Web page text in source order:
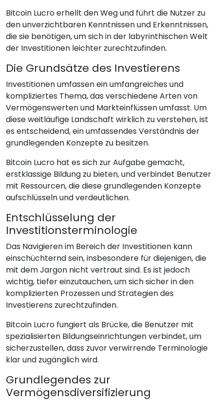
Bitcoin Lucro erhellt den Weg und führt die Nutzer zu
den unverzichtbaren Kenntnissen und Erkenntnissen,
die sie benötigen, um sich in der labyrinthischen Welt
der Investitionen leichter zurechtzufinden.
Die Grundsätze des Investierens
Investitionen umfassen ein umfangreiches und
kompliziertes Thema, das verschiedene Arten von
Vermögenswerten und Markteinflüssen umfasst. Um
diese weitläufige Landschaft wirklich zu verstehen, ist
es entscheidend, ein umfassendes Verständnis der
grundlegenden Konzepte zu besitzen.
Bitcoin Lucro hat es sich zur Aufgabe gemacht,
erstklassige Bildung zu bieten, und verbindet Benutzer
mit Ressourcen, die diese grundlegenden Konzepte
aufschlüsseln und verdeutlichen.
Entschlüsselung der
Investitionsterminologie
Das Navigieren im Bereich der Investitionen kann
einschüchternd sein, insbesondere für diejenigen, die
mit dem Jargon nicht vertraut sind. Es ist jedoch
wichtig, tiefer einzutauchen, um sich sicher in den
komplizierten Prozessen und Strategien des
Investierens zurechtzufinden.
Bitcoin Lucro fungiert als Brücke, die Benutzer mit
spezialisierten Bildungseinrichtungen verbindet, um
sicherzustellen, dass zuvor verwirrende Terminologie
klar und zugänglich wird.
Grundlegendes zur
Vermögensdiversifizierung